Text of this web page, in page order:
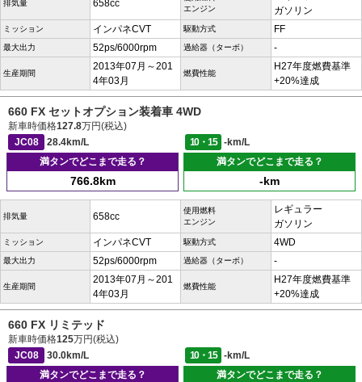
排気量 658cc
エンジン
ガソリン
ミッション インパネCVT 駆動方式 FF
最大出力 52ps/6000rpm 過給器（ターボ） -
生産期間
2013年07月～201
4年03月
燃費性能
H27年度燃費基準
+20%達成
660 FX セットオプション装着車 4WD
新車時価格127.8万円(税込)
JC08
28.4km/L 10・15
-km/L
満タンでどこまで走る？
766.8km
満タンでどこまで走る？
-km
排気量 658cc
使用燃料
エンジン
レギュラー
ガソリン
ミッション インパネCVT 駆動方式 4WD
最大出力 52ps/6000rpm 過給器（ターボ） -
生産期間
2013年07月～201
4年03月
燃費性能
H27年度燃費基準
+20%達成
660 FX リミテッド
新車時価格125万円(税込)
JC08
30.0km/L 10・15
-km/L
満タンでどこまで走る？
満タンでどこまで走る？